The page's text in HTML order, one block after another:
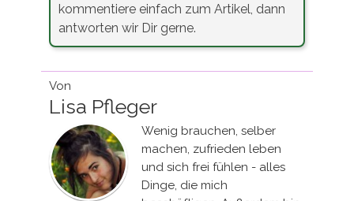
kommentiere einfach zum Artikel, dann
antworten wir Dir gerne.
Von
Lisa Pfleger
Wenig brauchen, selber
machen, zufrieden leben
und sich frei fühlen - alles
Dinge, die mich